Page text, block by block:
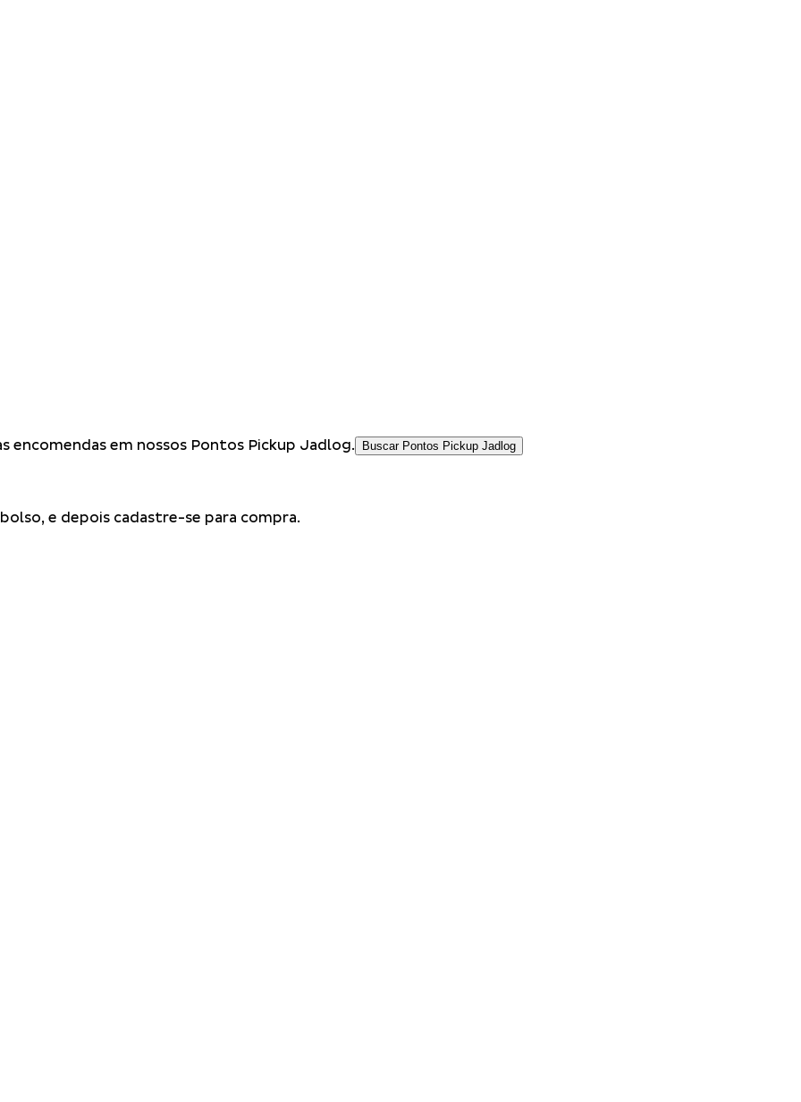
encomendas em nossos Pontos Pickup Jadlog. Buscar Pontos Pickup Jadlog
e depois cadastre-se para compra.